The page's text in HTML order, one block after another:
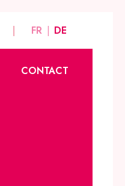
FR DE
CONTACT